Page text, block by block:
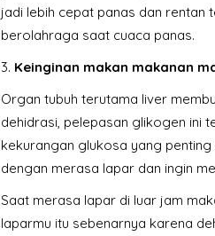
jadi lebih cepat panas dan rentan
berolahraga saat cuaca panas.
3. Keinginan makan makanan
Organ tubuh terutama liver
dehidrasi, pelepasan glikogen ini
kekurangan glukosa yang
dengan merasa lapar dan ingin
Saat merasa lapar di luar jam
laparmu itu sebenarnya karena